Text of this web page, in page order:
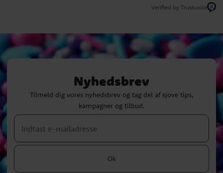
Verified by Trustvoice
Nyhedsbrev
Tilmeld dig vores nyhedsbrev og tag del af sjove tips,
kampagner og tilbud.
Ok